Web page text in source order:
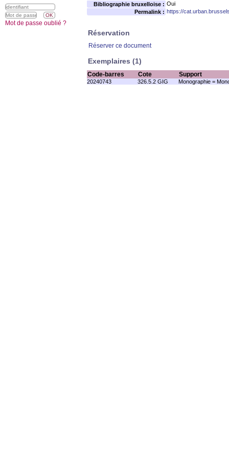
Bibliographie bruxelloise : Oui
Permalink : https://
Réservation
Réserver ce document
Exemplaires (1)
Code-barres Cote Support
20240743 326.5.2 GIG Monographie =
Mot de passe oublié ?